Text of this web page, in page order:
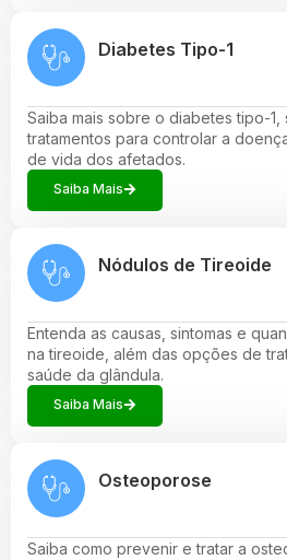
Diabetes Tipo-1
Saiba mais sobre o diabetes tipo-1,
tratamentos para controlar a
de vida dos afetados.
Saiba Mais
Nódulos de Tireoide
Entenda as causas, sintomas e
na tireoide, além das opções de
saúde da glândula.
Saiba Mais
Osteoporose
Saiba como prevenir e tratar a